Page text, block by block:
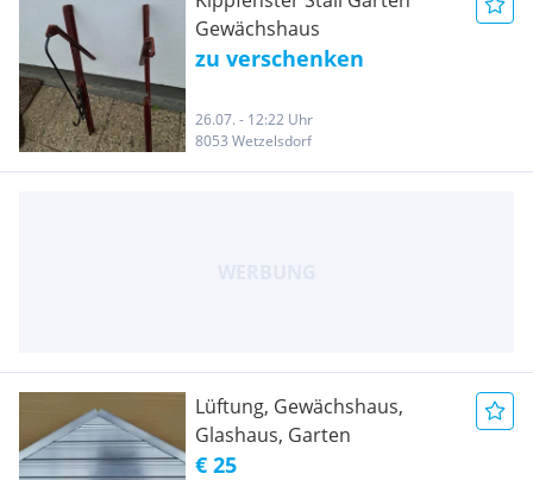
Gewächshaus
zu verschenken
26.07. - 12:22 Uhr
8053 Wetzelsdorf
Lüftung, Gewächshaus,
Glashaus, Garten
€ 25